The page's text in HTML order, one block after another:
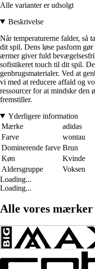
Alle varianter er udsolgt
Beskrivelse
Når temperaturerne falder, så
dit spil. Dens løse pasform
ærmer giver fuld
sofistikeret touch til dit spil.
genbrugsmaterialer. Ved at
vi med at reducere affald og
ressourcer for at mindske
fremstiller.
Yderligere information
Mærke
adidas
Farve
wontau
Dominerende farve Brun
Køn
Kvinde
Aldersgruppe
Voksen
Loading...
Loading...
Alle vores mærker